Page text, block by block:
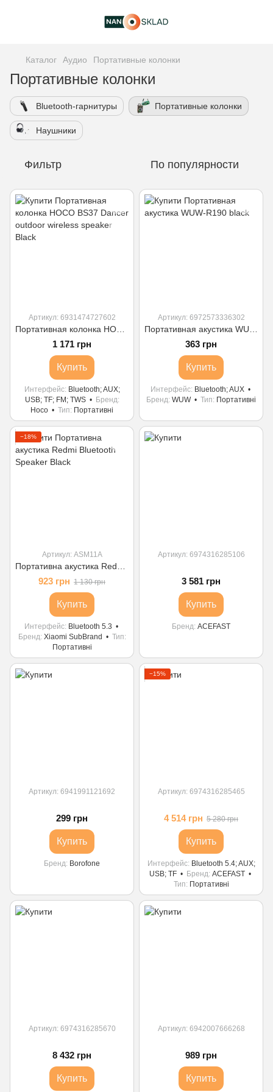
Каталог Аудио Портативные колонки
Портативные колонки
Bluetooth-гарнитуры Портативные колонки
Наушники
Фильтр По популярности
Артикул: 6931474727602
1 171 грн
Купить
Интерфейс
Bluetooth; AUX;
USB; TF; FM; TWS
Бренд
Hoco
Тип Портативні
Артикул: 6972573336302
363 грн
Купить
Интерфейс
Bluetooth; AUX
Бренд WUW Тип Портативні
−18%
Артикул: ASM11A
923 грн 1 130 грн
Купить
Интерфейс
Bluetooth 5.3
Бренд Xiaomi SubBrand
Тип
Портативні
Артикул: 6974316285106
3 581 грн
Купить
Бренд ACEFAST
Артикул: 6941991121692
299 грн
Купить
Бренд Borofone
−15%
Артикул: 6974316285465
4 514 грн 5 280 грн
Купить
Интерфейс
Bluetooth 5.4; AUX;
USB; TF
Бренд ACEFAST
Тип
Портативні
Артикул: 6974316285670
8 432 грн
Купить
Артикул: 6942007666268
989 грн
Купить